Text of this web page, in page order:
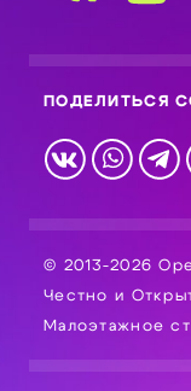
ПОДЕЛИТЬСЯ
© 2013-2026
Честно и
Малоэтажное